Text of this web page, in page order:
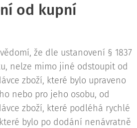
od kupní
že dle ustanovení § 1837
nelze mimo jiné odstoupit od
zboží, které bylo upraveno
nebo pro jeho osobu, od
zboží, které podléhá rychlé
bylo po dodání nenávratně